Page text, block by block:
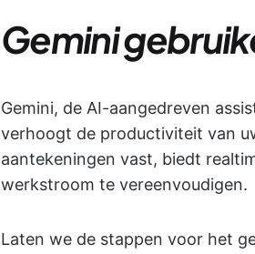
Gemini
Gemini, de AI-aangedreven
verhoogt de productiviteit van
aantekeningen vast, biedt
werkstroom te vereenvoudigen.
Laten we de stappen voor het